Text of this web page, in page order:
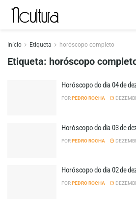
Início Etiqueta horóscopo completo
Etiqueta: horóscopo
Horóscopo do dia 04 de
PORPEDRO ROCHA
Horóscopo do dia 03 de
PORPEDRO ROCHA
Horóscopo do dia 02 de
PORPEDRO ROCHA